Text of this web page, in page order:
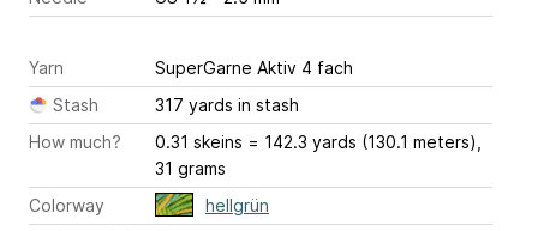
Yarn
SuperGarne Aktiv 4 fach
Stash
317 yards in stash
How much?
0.31 skeins = 142.3 yards (130.1 meters),
31 grams
Colorway
hellgrün